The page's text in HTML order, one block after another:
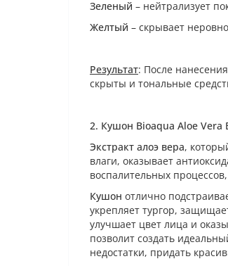
Зеленый – нейтрализует
Желтый – скрывает
Результат: После
скрыты и тональные
2. Кушон Bioaqua Aloe Vera
Экстракт алоэ вера,
влаги, оказывает
воспалительных
Кушон отлично
укрепляет тургор,
улучшает цвет лица и
позволит создать
недостатки, придать